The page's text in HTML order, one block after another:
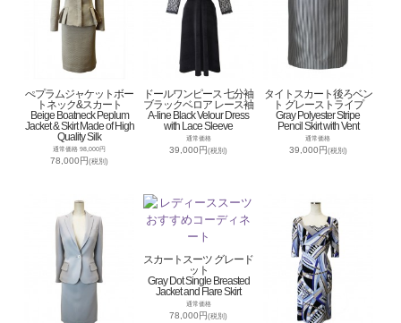
ぺプラムジャケットボー
トネック&スカート
Beige Boatneck Peplum
Jacket & Skirt Made of High
Quality Silk
通常価格 98,000円
78,000円(税別)
ドールワンピース 七分袖
ブラックベロア レース袖
A-line Black Velour Dress
with Lace Sleeve
通常価格
39,000円(税別)
タイトスカート後ろベン
ト グレーストライプ
Gray Polyester Stripe
Pencil Skirt with Vent
通常価格
39,000円(税別)
スカートスーツ グレード
ット
Gray Dot Single Breasted
Jacket and Flare Skirt
通常価格
78,000円(税別)